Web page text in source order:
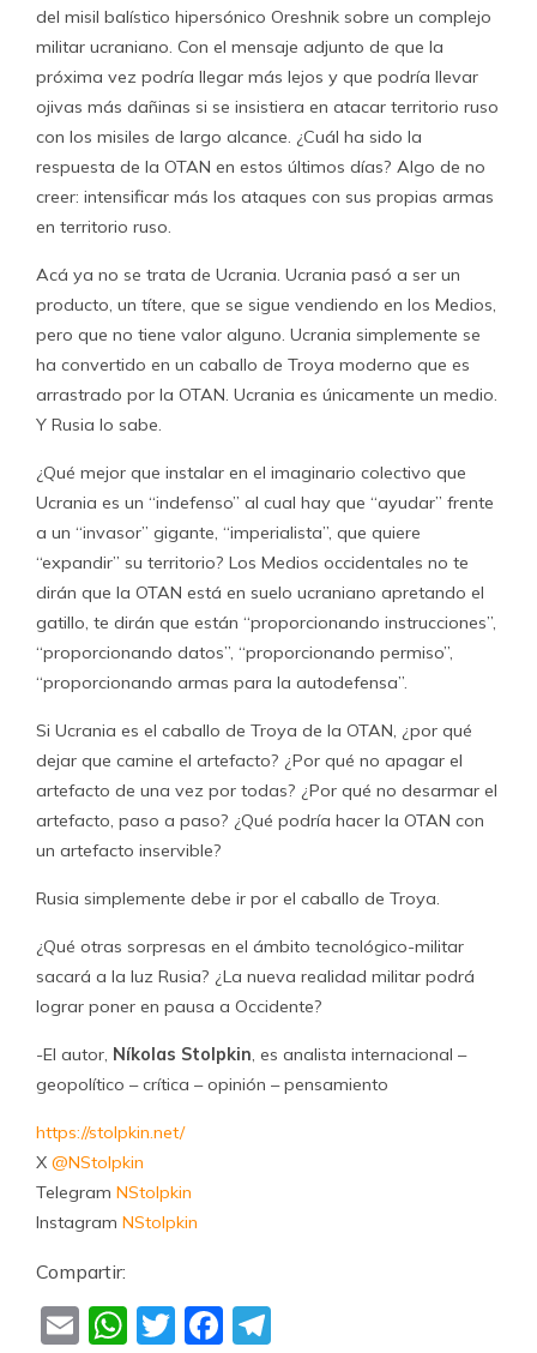
del misil balístico hipersónico Oreshnik sobre un complejo
militar ucraniano. Con el mensaje adjunto de que la
próxima vez podría llegar más lejos y que podría llevar
ojivas más dañinas si se insistiera en atacar territorio ruso
con los misiles de largo alcance. ¿Cuál ha sido la
respuesta de la OTAN en estos últimos días? Algo de no
creer: intensificar más los ataques con sus propias armas
en territorio ruso.
Acá ya no se trata de Ucrania. Ucrania pasó a ser un
producto, un títere, que se sigue vendiendo en los Medios,
pero que no tiene valor alguno. Ucrania simplemente se
ha convertido en un caballo de Troya moderno que es
arrastrado por la OTAN. Ucrania es únicamente un medio.
Y Rusia lo sabe.
¿Qué mejor que instalar en el imaginario colectivo que
Ucrania es un “indefenso” al cual hay que “ayudar” frente
a un “invasor” gigante, “imperialista”, que quiere
“expandir” su territorio? Los Medios occidentales no te
dirán que la OTAN está en suelo ucraniano apretando el
gatillo, te dirán que están “proporcionando instrucciones”,
“proporcionando datos”, “proporcionando permiso”,
“proporcionando armas para la autodefensa”.
Si Ucrania es el caballo de Troya de la OTAN, ¿por qué
dejar que camine el artefacto? ¿Por qué no apagar el
artefacto de una vez por todas? ¿Por qué no desarmar el
artefacto, paso a paso? ¿Qué podría hacer la OTAN con
un artefacto inservible?
Rusia simplemente debe ir por el caballo de Troya.
¿Qué otras sorpresas en el ámbito tecnológico-militar
sacará a la luz Rusia? ¿La nueva realidad militar podrá
lograr poner en pausa a Occidente?
-El autor, Níkolas Stolpkin, es analista internacional –
geopolítico – crítica – opinión – pensamiento
https://stolpkin.net/
X @NStolpkin
Telegram NStolpkin
Instagram NStolpkin
Compartir:
EmailWhatsApp
TwitterFacebook